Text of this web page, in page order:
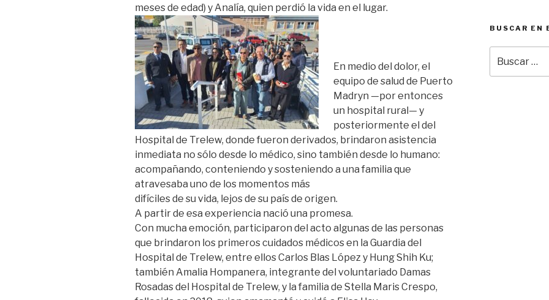
meses de edad) y Analía, quien perdió la vida en el lugar.
En medio del dolor, el
equipo de salud de Puerto
Madryn —por entonces
un hospital rural— y
posteriormente el del
Hospital de Trelew, donde fueron derivados, brindaron asistencia
inmediata no sólo desde lo médico, sino también desde lo humano:
acompañando, conteniendo y sosteniendo a una familia que
atravesaba uno de los momentos más
difíciles de su vida, lejos de su país de origen.
A partir de esa experiencia nació una promesa.
Con mucha emoción, participaron del acto algunas de las personas
que brindaron los primeros cuidados médicos en la Guardia del
Hospital de Trelew, entre ellos Carlos Blas López y Hung Shih Ku;
también Amalia Hompanera, integrante del voluntariado Damas
Rosadas del Hospital de Trelew, y la familia de Stella Maris Crespo,
BUSCAR EN
por: